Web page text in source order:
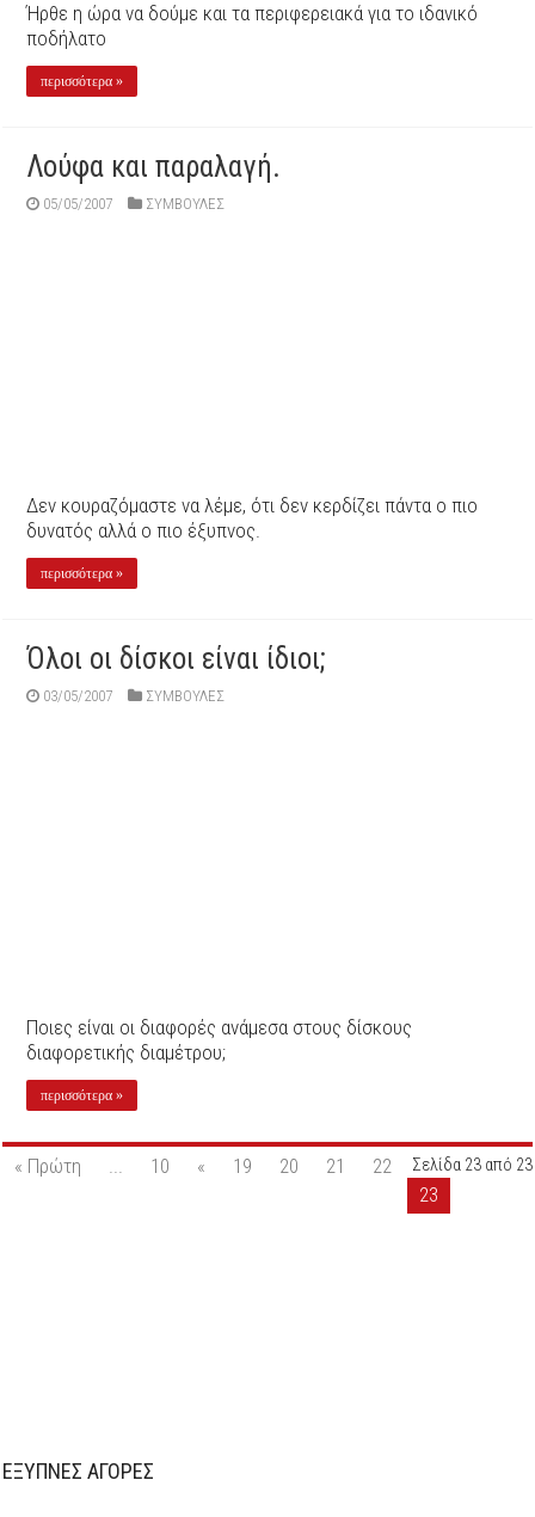
Ήρθε η ώρα να δούμε και τα περιφερειακά για το ιδανικό
ποδήλατο
περισσότερα »
Λούφα και παραλαγή.
05/05/2007 ΣΥΜΒΟΥΛΕΣ
Δεν κουραζόμαστε να λέμε, ότι δεν κερδίζει πάντα ο πιο
δυνατός αλλά ο πιο έξυπνος.
περισσότερα »
Όλοι οι δίσκοι είναι ίδιοι;
03/05/2007 ΣΥΜΒΟΥΛΕΣ
Ποιες είναι οι διαφορές ανάμεσα στους δίσκους
διαφορετικής διαμέτρου;
περισσότερα »
Σελίδα 23 από 23
« Πρώτη 10 « 19 20 21
22
23
ΕΞΥΠΝΕΣ ΑΓΟΡΕΣ